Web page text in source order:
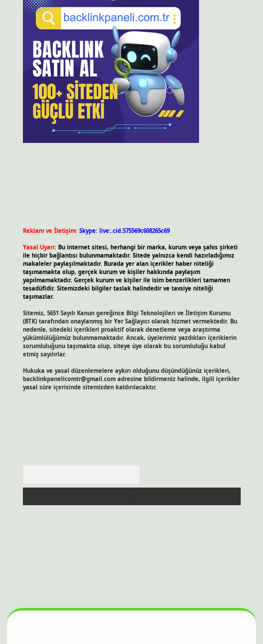
Reklam ve İletişim: Skype: live:.cid.575569c608265c69
Yasal Uyarı: Bu internet sitesi, herhangi bir marka, kurum veya şahıs şirketi
ile hiçbir bağlantısı bulunmamaktadır. Sitede yalnızca kendi hazırladığımız
makaleler paylaşılmaktadır. Burada yer alan içerikler haber niteliği
taşımamakta olup, gerçek kurum ve kişiler hakkında paylaşım
yapılmamaktadır. Gerçek kurum ve kişiler ile isim benzerlikleri tamamen
tesadüfidir. Sitemizdeki bilgiler taslak halindedir ve tavsiye niteliği
taşımazlar.
Sitemiz, 5651 Sayılı Kanun gereğince Bilgi Teknolojileri ve İletişim Kurumu
(BTK) tarafından onaylanmış bir Yer Sağlayıcı olarak hizmet vermektedir. Bu
nedenle, sitedeki içerikleri proaktif olarak denetleme veya araştırma
yükümlülüğümüz bulunmamaktadır. Ancak, üyelerimiz yazdıkları içeriklerin
sorumluluğunu taşımakta olup, siteye üye olarak bu sorumluluğu kabul
etmiş sayılırlar.
Hukuka ve yasal düzenlemelere aykırı olduğunu düşündüğünüz içerikleri,
backlinkpanelicomtr@gmail.comadresine bildirmeniz halinde, ilgili içerikler
yasal süre içerisinde sitemizden kaldırılacaktır.